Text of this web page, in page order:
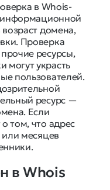
в Whois-
информационной
домена,
Проверка
ресурсы,
украсть
пользователей.
ресурс —
Если
том, что адрес
или месяцев
в Whois